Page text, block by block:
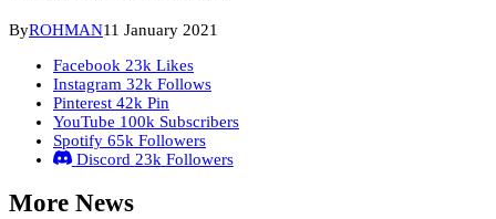
ByROHMAN11 January 2021
Facebook 23k Likes
Instagram 32k Follows
Pinterest 42k Pin
YouTube 100k Subscribers
Spotify 65k Followers
Discord 23k Followers
More News